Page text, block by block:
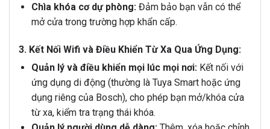
Chìa khóa cơ dự phòng:Đảm bảo bạn vẫn có thể
mở cửa trong trường hợp khẩn cấp.
3. Kết Nối Wifi và Điều Khiển Từ Xa Qua Ứng Dụng:
Quản lý và điều khiển mọi lúc mọi nơi:Kết nối với
ứng dụng di động (thường là Tuya Smart hoặc ứng
dụng riêng của Bosch), cho phép bạn mở/khóa cửa
từ xa, kiểm tra trạng thái khóa.